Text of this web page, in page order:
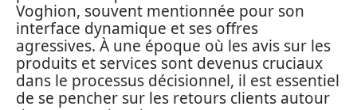
Voghion, souvent mentionnée pour son
interface dynamique et ses offres
agressives. À une époque où les avis sur les
produits et services sont devenus cruciaux
dans le processus décisionnel, il est essentiel
de se pencher sur les retours clients autour